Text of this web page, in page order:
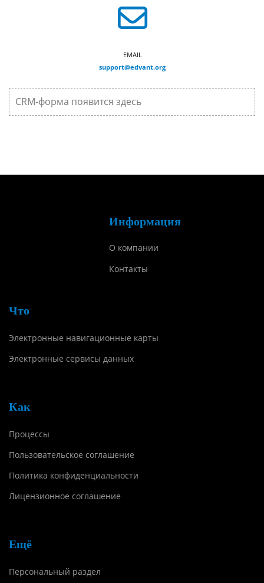
CRM-форма появится здесь
EMAIL
support@edvant.org
Информация
О компании
Контакты
Что
Электронные навигационные карты
Электронные сервисы данных
Как
Процессы
Пользовательское соглашение
Политика конфиденциальности
Лицензионное соглашение
Ещё
Персональный раздел